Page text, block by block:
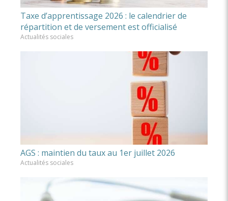
Taxe d’apprentissage 2026 : le calendrier de
répartition et de versement est officialisé
Actualités sociales
AGS : maintien du taux au 1er juillet 2026
Actualités sociales